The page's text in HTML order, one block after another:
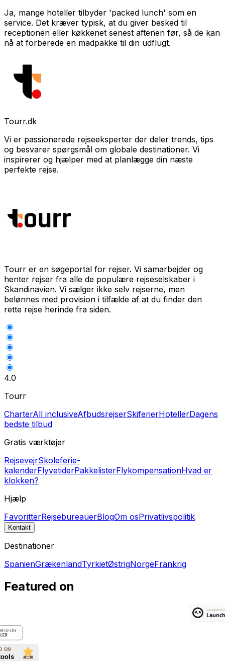
Ja, mange hoteller tilbyder 'packed lunch' som en
service. Det kræver typisk, at du giver besked til
receptionen eller køkkenet senest aftenen før, så de kan
nå at forberede en madpakke til din udflugt.
Tourr.dk
Vi er passionerede rejseeksperter der deler trends, tips
og besvarer spørgsmål om globale destinationer. Vi
inspirerer og hjælper med at planlægge din næste
perfekte rejse.
Tourr er en søgeportal for rejser. Vi samarbejder og
henter rejser fra alle de populære rejseselskaber i
Skandinavien. Vi sælger ikke selv rejserne, men
belønnes med provision i tilfælde af at du finder den
rette rejse herinde fra siden.
4.0
Tourr
CharterAll inclusiveAfbudsrejserSkiferierHotellerDagens
bedste tilbud
Gratis værktøjer
RejsevejrSkoleferie-
kalenderFlyvetiderPakkelisterFlykompensationHvad er
klokken?
Hjælp
FavoritterRejsebureauerBlogOm osPrivatlivspolitik
Kontakt
Destinationer
SpanienGrækenlandTyrkietØstrigNorgeFrankrig
Featured on